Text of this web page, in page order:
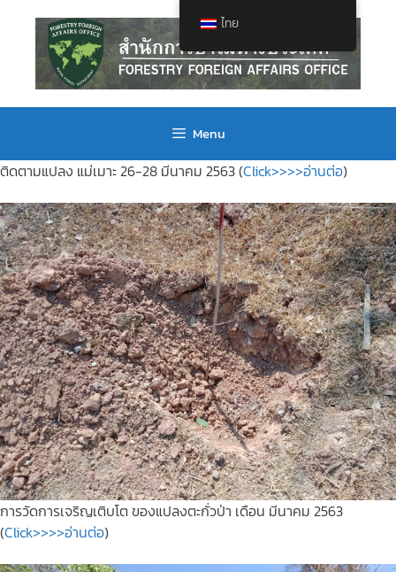
Menu
ติดตามแปลง แม่เมาะ 26-28 มีนาคม 2563 (Click>>>>อ่านต่อ)
การวัดการเจริญเติบโต ของแปลงตะกั่วป่า เดือน มีนาคม 2563
(Click>>>>อ่านต่อ)
ไทย